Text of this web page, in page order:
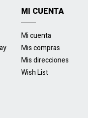
MI CUENTA
Mi cuenta
Mis compras
Mis direcciones
Wish List